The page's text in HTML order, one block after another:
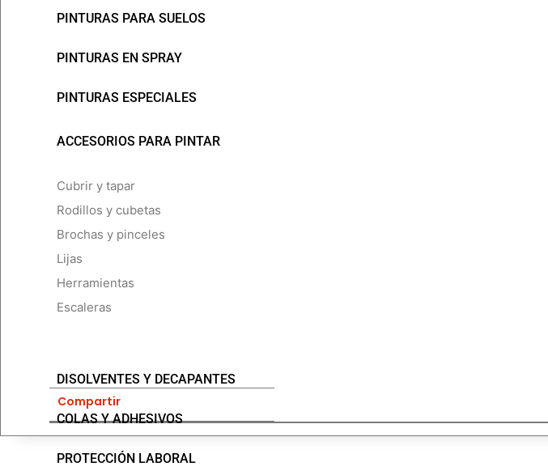
PINTURAS PARA SUELOS
PINTURAS EN SPRAY
PINTURAS ESPECIALES
ACCESORIOS PARA PINTAR
Cubrir y tapar
Rodillos y cubetas
Brochas y pinceles
Lijas
Herramientas
Escaleras
DISOLVENTES Y DECAPANTES
COLAS Y ADHESIVOS
PROTECCIÓN LABORAL
Compartir